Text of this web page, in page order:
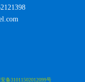
备31011502012099号